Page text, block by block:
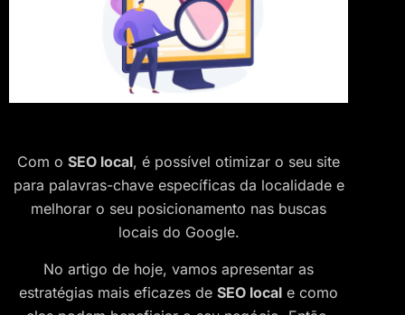
Com o SEO local, é possível otimizar o seu site
para palavras-chave específicas da localidade e
melhorar o seu posicionamento nas buscas
locais do Google.
No artigo de hoje, vamos apresentar as
estratégias mais eficazes de SEO local e como